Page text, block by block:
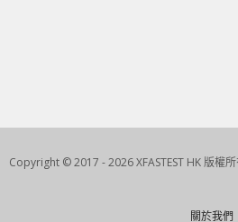
Copyright © 2017 - 2026 XFASTEST HK 版權
關於我們